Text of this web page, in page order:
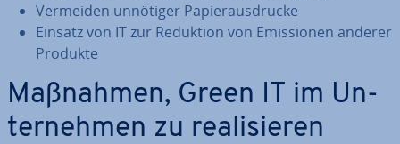
Vermeiden unnötiger Pa­pier­aus­dru­cke
Einsatz von IT zur Reduktion von Emis­sio­nen anderer
Produkte
Maßnahmen, Green IT im Un­
ter­neh­men zu rea­li­sie­ren